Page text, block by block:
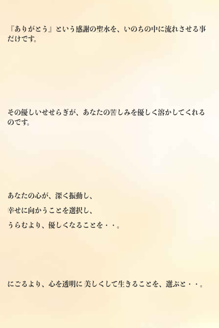
『ありがとう』
という感謝の聖水を、いのちの中に流れさせる事
だけです。
その優しいせせらぎが、あなたの苦しみを優しく溶かしてくれる
のです。
あなたの心が、深く振動し、
幸せに向かうことを選択し、
うらむより、優しくなることを・・。
にごるより、心を透明に 美しくして生きることを、選ぶと・・。